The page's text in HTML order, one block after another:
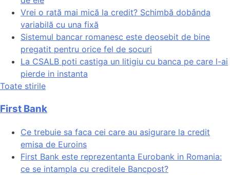
Vrei o rată mai mică la credit? Schimbă dobânda
variabilă cu una fixă
Sistemul bancar romanesc este deosebit de bine
pregatit pentru orice fel de socuri
La CSALB poti castiga un litigiu cu banca pe care l-ai
pierde in instanta
Toate stirile
First Bank
Ce trebuie sa faca cei care au asigurare la credit
emisa de Euroins
First Bank este reprezentanta Eurobank in Romania:
ce se intampla cu creditele Bancpost?